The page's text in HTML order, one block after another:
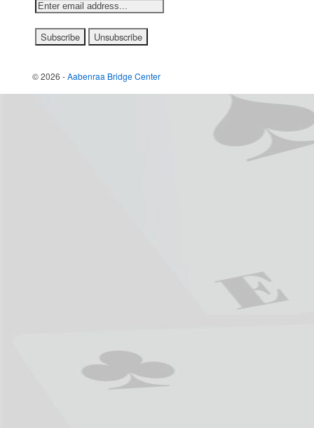
© 2026 -Aabenraa Bridge Center